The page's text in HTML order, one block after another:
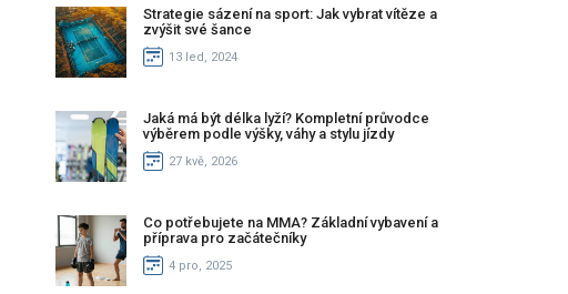
Strategie sázení na sport: Jak vybrat vítěze a
zvýšit své šance
13 led, 2024
Jaká má být délka lyží? Kompletní průvodce
výběrem podle výšky, váhy a stylu jízdy
27 kvě, 2026
Co potřebujete na MMA? Základní vybavení a
příprava pro začátečníky
4 pro, 2025